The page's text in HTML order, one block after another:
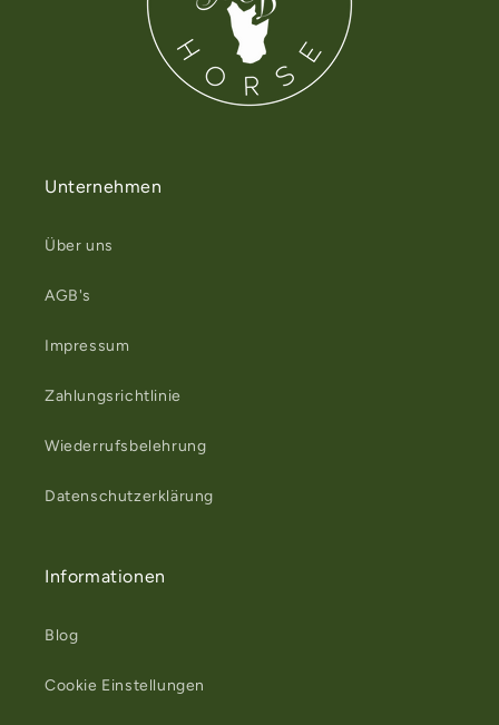
Unternehmen
Über uns
AGB's
Impressum
Zahlungsrichtlinie
Wiederrufsbelehrung
Datenschutzerklärung
Informationen
Blog
Cookie Einstellungen